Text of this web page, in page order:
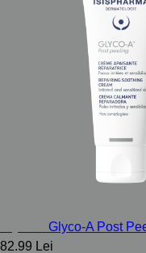
Glyco-A Post
82.99 Lei